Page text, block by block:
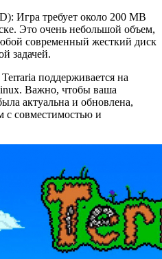
Игра требует около 200 MB
Это очень небольшой объем,
современный жесткий диск
задачей.
поддерживается на
Важно, чтобы ваша
актуальна и обновлена,
с совместимостью и